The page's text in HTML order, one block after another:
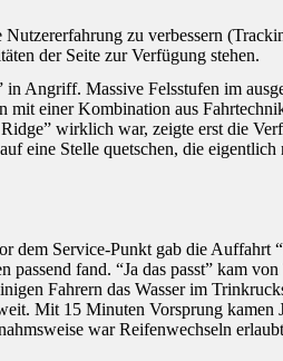
Angriff. Massive Felsstufen im
mit einer Kombination aus
wirklich war, zeigte erst die
eine Stelle quetschen, die eigentlich
dem Service-Punkt gab die Auffahrt
fand. “Ja das passt” kam
Fahrern das Wasser im
Mit 15 Minuten Vorsprung kamen
war Reifenwechseln
zu verbessern
der Seite zur Verfügung stehen.